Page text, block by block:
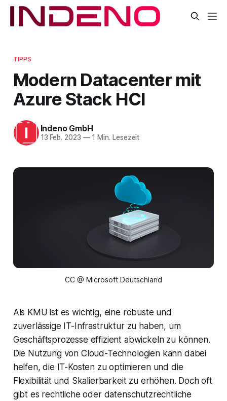
TIPPS
Modern Datacenter mit
Azure Stack HCI
Indeno GmbH
13 Feb. 2023 —1 Min. Lesezeit
CC @ Microsoft Deutschland
Als KMU ist es wichtig, eine robuste und
zuverlässige IT-Infrastruktur zu haben, um
Geschäftsprozesse effizient abwickeln zu können.
Die Nutzung von Cloud-Technologien kann dabei
helfen, die IT-Kosten zu optimieren und die
Flexibilität und Skalierbarkeit zu erhöhen. Doch oft
gibt es rechtliche oder datenschutzrechtliche